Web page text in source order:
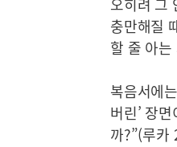
충만해질
할 줄 아
복음서에
버린’ 장
까?”(루카